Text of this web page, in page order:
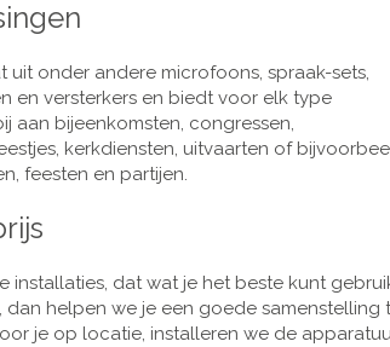
onder andere microfoons, spraak-sets,
en versterkers en biedt voor elk type
aan bijeenkomsten, congressen,
kerkdiensten, uitvaarten of
feesten en partijen.
dat wat je het beste kunt
helpen we je een goede samenstelling
je op locatie, installeren we de